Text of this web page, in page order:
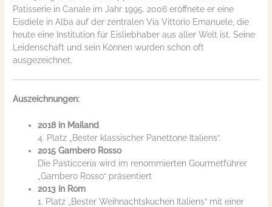
Patisserie in Canale im Jahr 1995. 2006 eröffnete er eine
Eisdiele in Alba auf der zentralen Via Vittorio Emanuele, die
heute eine Institution für Eisliebhaber aus aller Welt ist. Seine
Leidenschaft und sein Können wurden schon oft
ausgezeichnet.
Auszeichnungen:
2018 in Mailand
4. Platz „Bester klassischer Panettone Italiens“.
2015 Gambero Rosso
Die Pasticceria wird im renommierten Gourmetführer
„Gambero Rosso“ präsentiert
2013 in Rom
1. Platz „Bester Weihnachtskuchen Italiens“ mit einer